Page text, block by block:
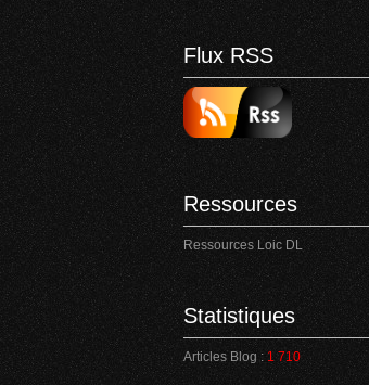
Flux RSS
Ressources
Ressources Loic DL
Statistiques
Articles Blog : 1 710